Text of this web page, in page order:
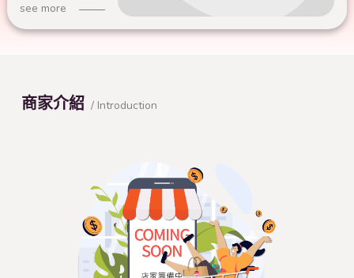
see more
商家介紹 / Introduction